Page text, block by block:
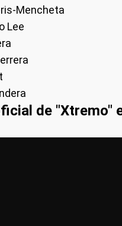
Mencheta
Lee
de "Xtremo"